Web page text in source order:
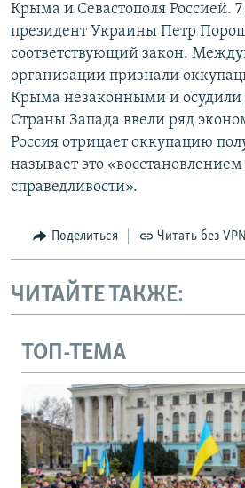
Крыма и Севастополя Россией. 7
президент Украины Петр
соответствующий закон.
организации признали
Крыма незаконными и осудили
Страны Запада ввели ряд
Россия отрицает оккупацию
называет это
справедливости».
Поделиться Читать без VPN
ЧИТАЙТЕ ТАКЖЕ:
ТОП-ТЕМА